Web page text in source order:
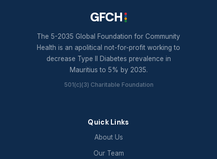
GFCH
The 5-2035 Global Foundation for Community
Health is an apolitical not-for-profit working to
decrease Type II Diabetes prevalence in
Mauritius to 5% by 2035.
501(c)(3) Charitable Foundation
Quick Links
About Us
Our Team